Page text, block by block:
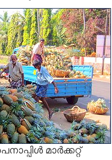
മാര്‍ക്കറ്റ്‌